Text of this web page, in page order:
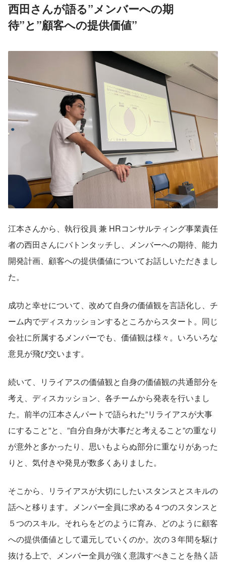
西田さんが語る”メンバーへの期
待”と”顧客への提供価値”
江本さんから、執行役員 兼 HRコンサルティング事業責任
者の西田さんにバトンタッチし、メンバーへの期待、能力
開発計画、顧客への提供価値についてお話しいただきまし
た。
成功と幸せについて、改めて自身の価値観を言語化し、チ
ーム内でディスカッションするところからスタート。同じ
会社に所属するメンバーでも、価値観は様々。いろいろな
意見が飛び交います。
続いて、リライアスの価値観と自身の価値観の共通部分を
考え、ディスカッション、各チームから発表を行いまし
た。前半の江本さんパートで語られた”リライアスが大事
にすること”と、”自分自身が大事だと考えること”の重なり
が意外と多かったり、思いもよらぬ部分に重なりがあった
りと、気付きや発見が数多くありました。
そこから、リライアスが大切にしたいスタンスとスキルの
話へと移ります。メンバー全員に求める４つのスタンスと
５つのスキル。それらをどのように育み、どのように顧客
への提供価値として還元していくのか。次の３年間を駆け
抜ける上で、メンバー全員が強く意識すべきことを熱く語